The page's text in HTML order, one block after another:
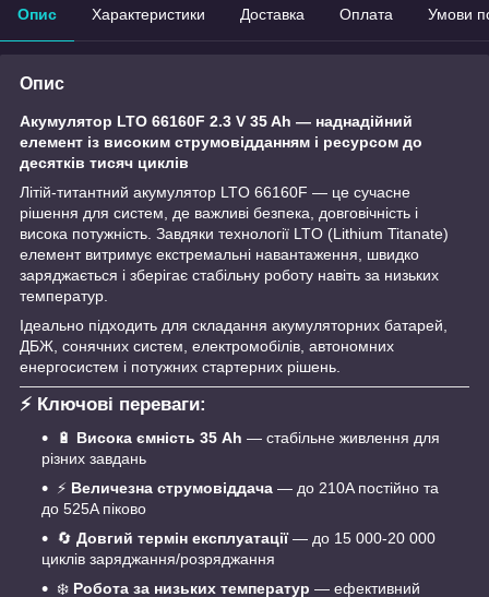
Опис Характеристики Доставка Оплата Умови
Опис
Акумулятор LTO 66160F 2.3 V 35 Ah — наднадійний
елемент із високим струмовідданням і ресурсом до
десятків тисяч циклів
Літій-титантний акумулятор LTO 66160F — це сучасне
рішення для систем, де важливі безпека, довговічність і
висока потужність. Завдяки технології LTO (Lithium Titanate)
елемент витримує екстремальні навантаження, швидко
заряджається і зберігає стабільну роботу навіть за низьких
температур.
Ідеально підходить для складання акумуляторних батарей,
ДБЖ, сонячних систем, електромобілів, автономних
енергосистем і потужних стартерних рішень.
⚡ Ключові переваги:
🔋 Висока ємність 35 Ah — стабільне живлення для
різних завдань
⚡ Величезна струмовіддача — до 210A постійно та
до 525A піково
🔄 Довгий термін експлуатації— до 15 000-20 000
циклів заряджання/розряджання
❄️ Робота за низьких температур — ефективний